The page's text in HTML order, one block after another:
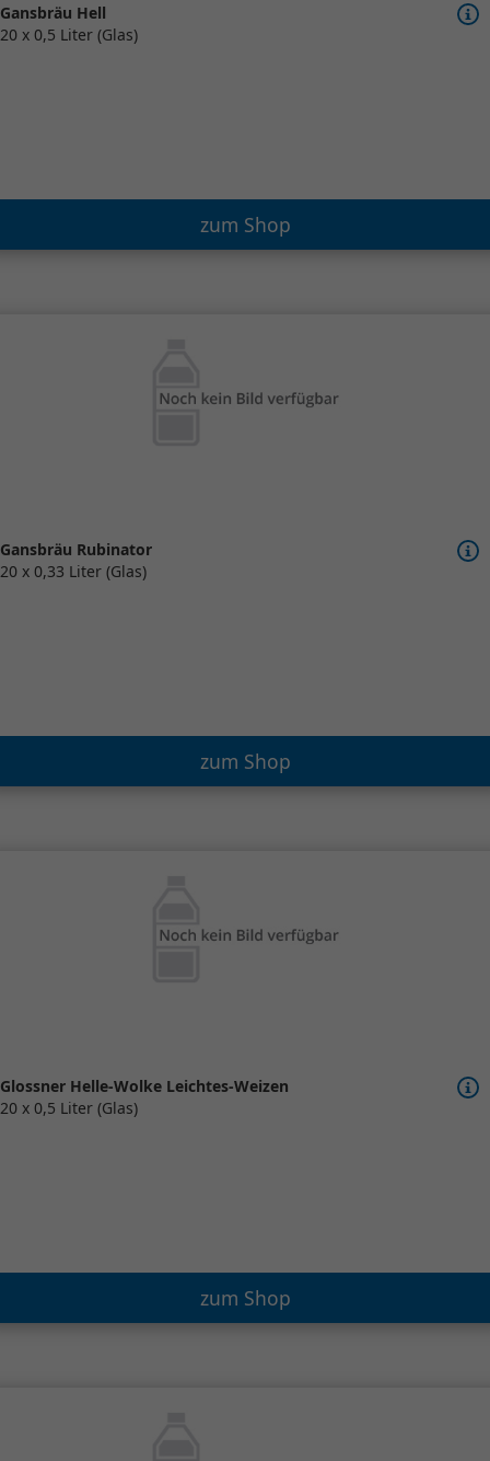
Gansbräu Hell
20 x 0,5 Liter (Glas)
zum Shop
Gansbräu Rubinator
20 x 0,33 Liter (Glas)
zum Shop
Glossner Helle-Wolke Leichtes-Weizen
20 x 0,5 Liter (Glas)
zum Shop